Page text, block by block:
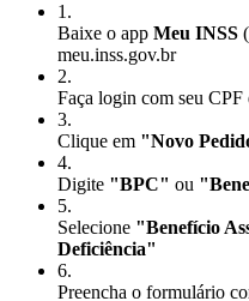
1 .
Baixe o app Meu INSS
meu.inss.gov.br
2.
Faça login com seu CPF
3.
Clique em "Novo
4.
Digite "BPC" ou
5.
Selecione "Benefício
Deficiência"
6.
Preencha o formulário